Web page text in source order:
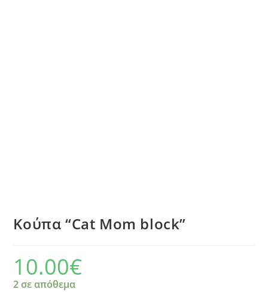
Κούπα “Cat Mom block”
10.00€
2 σε απόθεμα